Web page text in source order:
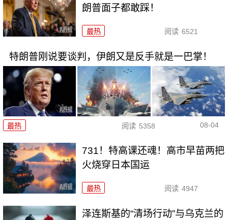
朗普面子都敢踩！
最热 阅读 6521
特朗普刚说要谈判，伊朗又是反手就是一巴掌！
最热 阅读 5358 08-04
731！特高课还魂！高市早苗两把
火烧穿日本国运
最热 阅读 4947
泽连斯基的“清场行动”与乌克兰的